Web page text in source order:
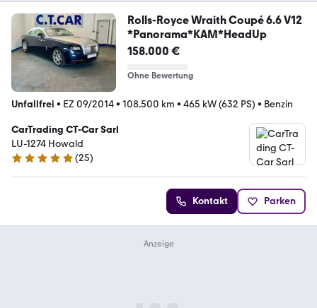
Rolls-Royce Wraith Coupé 6.6 V12
*Panorama*KAM*HeadUp
158.000 €
Ohne Bewertung
Unfallfrei • EZ 09/2014• 108.500 km • 465 kW (632 PS) • Benzin
CarTrading CT-Car Sarl
LU-1274 Howald
5 Sterne
(25)
Kontakt Parken